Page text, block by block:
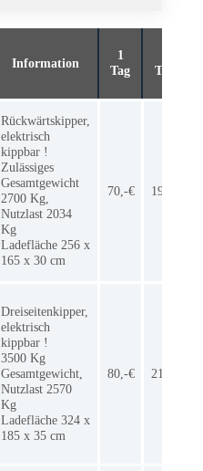
Information
1
Tag
Tage
Rückwärtskipper,
elektrisch
kippbar !
Zulässiges
Gesamtgewicht
2700 Kg,
Nutzlast 2034
Kg
Ladefläche 256 x
165 x 30 cm
70,-€ 195,-€
Dreiseitenkipper,
elektrisch
kippbar !
3500 Kg
Gesamtgewicht,
Nutzlast 2570
Kg
Ladefläche 324 x
185 x 35 cm
80,-€ 215,-€